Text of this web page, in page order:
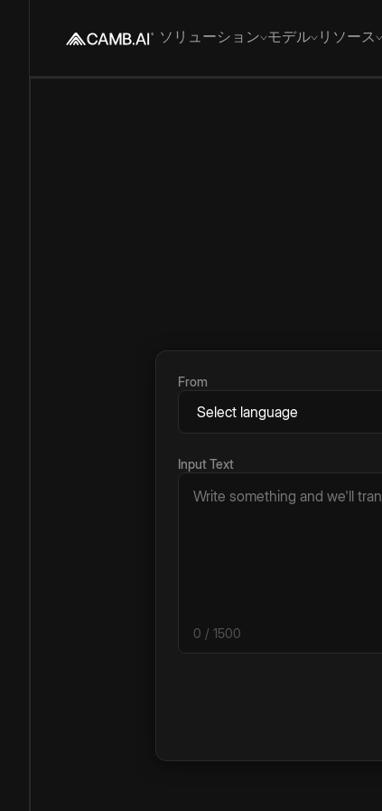
ソリューション モデル リソース
From
Input Text
0 / 1500